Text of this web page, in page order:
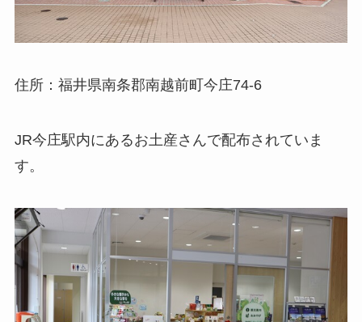
住所：福井県南条郡南越前町今庄74-6
JR今庄駅内にあるお土産さんで配布されていま
す。